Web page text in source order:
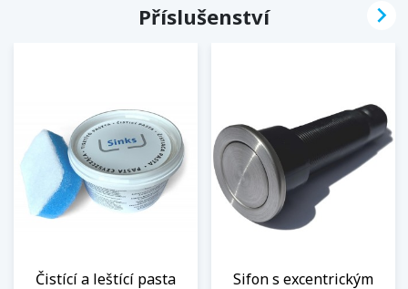
Příslušenství
Čistící a leštící pasta
Sifon s excentrickým
